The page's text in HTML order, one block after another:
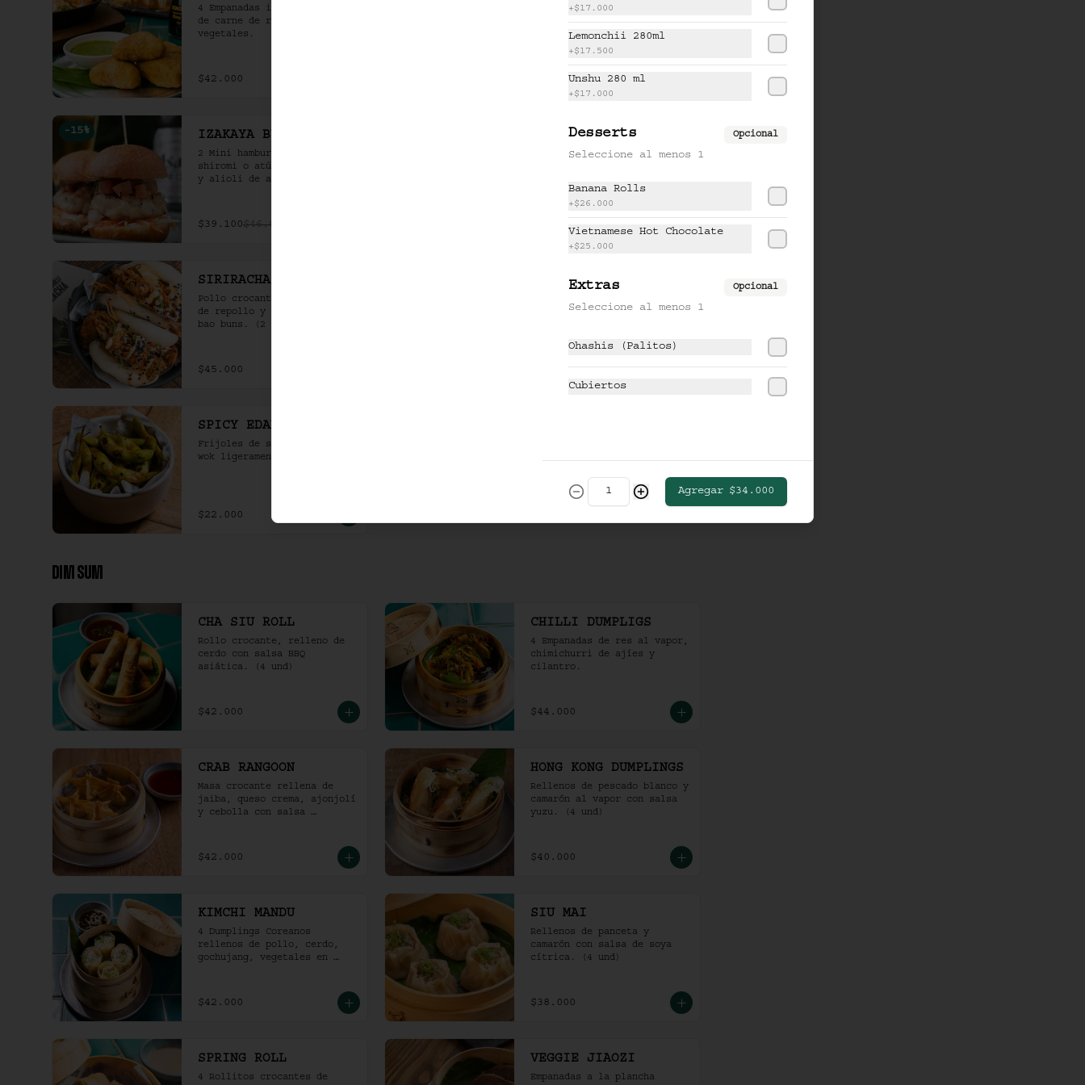
4 Empanadas indias rellenas
de carne de res al curry y
vegetales.
$42.000
Costillas de cerdo
glaseadas, kimchi, salsa BBQ
coreana, ajonjolí y negi.
$58.500
-15 % IZAKAYA BURGERS
2 Mini hamburguesas de
shiromi o atún a la parrilla
y alioli de ajo crocante en
$39.100$46.000
KO SHRIMP TEMPURA
Camarones crocantes con miel
$49.000
SIRIRACHA CHICKEN
Pollo crocante con ensalada
de repollo y mayo picante en
bao buns. (2 und)
$45.000
SMOKED VEGGIE
vegetales ahumados, salsa de
$36.000
SPICY EDAMAME
Frijoles de soya en vaina al
wok ligeramente picantes.
$22.000
DIM SUM
CHA SIU ROLL
Rollo crocante, relleno de
cerdo con salsa BBQ
asiática. (4 und)
$42.000
CHILLI DUMPLIGS
4 Empanadas de res al vapor,
chimichurri de ajíes y
cilantro.
$44.000
CRAB RANGOON
Masa crocante rellena de
jaiba, queso crema, ajonjolí
y cebolla con salsa
$42.000
HONG KONG DUMPLINGS
Rellenos de pescado blanco y
camarón al vapor con salsa
yuzu. (4 und)
$40.000
KIMCHI MANDU
4 Dumplings Coreanos
rellenos de pollo, cerdo,
gochujang, vegetales en
$42.000
SIU MAI
Rellenos de panceta y
camarón con salsa de soya
cítrica. (4 und)
$38.000
SPRING ROLL
4 Rollitos crocantes de
VEGGIE JIAOZI
Empanadas a la plancha
+$17.000
Lemonchii 280ml
+$17.500
Unshu 280 ml
+$17.000
Desserts Opcional
Seleccione al menos 1
Banana Rolls
+$26.000
Vietnamese Hot Chocolate
+$25.000
Extras Opcional
Seleccione al menos 1
Ohashis (Palitos)
Cubiertos
Agregar $34.000